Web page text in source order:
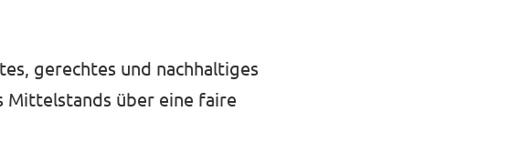
gerechtes und nachhaltiges
Mittelstands über eine faire